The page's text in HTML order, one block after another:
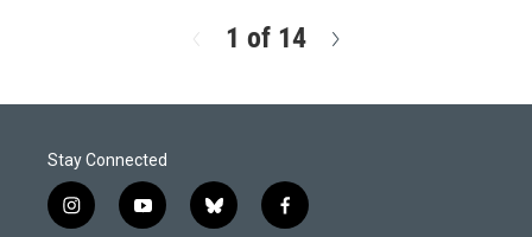
r
1 of 14
t
Stay Connected
i
y
b
f